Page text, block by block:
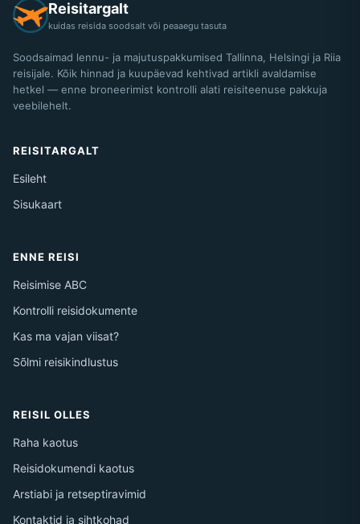
Reisitargalt
kuidas reisida soodsalt või peaaegu tasuta
Soodsaimad lennu- ja majutuspakkumised Tallinna, Helsingi ja Riia
reisijale. Kõik hinnad ja kuupäevad kehtivad artikli avaldamise
hetkel — enne broneerimist kontrolli alati reisiteenuse pakkuja
veebilehelt.
REISITARGALT
Esileht
Sisukaart
ENNE REISI
Reisimise ABC
Kontrolli reisidokumente
Kas ma vajan viisat?
Sõlmi reisikindlustus
REISIL OLLES
Raha kaotus
Reisidokumendi kaotus
Arstiabi ja retseptiravimid
Kontaktid ja sihtkohad